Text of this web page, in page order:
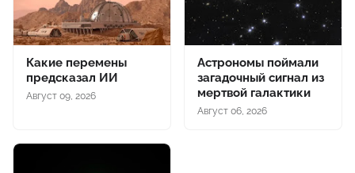
Какие перемены
предсказал ИИ
Август 09, 2026
Астрономы поймали
загадочный сигнал из
мертвой галактики
Август 06, 2026